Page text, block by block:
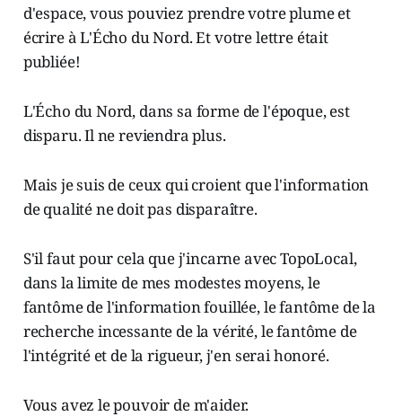
d'espace, vous pouviez prendre votre plume et
écrire à L'Écho du Nord. Et votre lettre était
publiée!
L'Écho du Nord, dans sa forme de l'époque, est
disparu. Il ne reviendra plus.
Mais je suis de ceux qui croient que l'information
de qualité ne doit pas disparaître.
S'il faut pour cela que j'incarne avec TopoLocal,
dans la limite de mes modestes moyens, le
fantôme de l'information fouillée, le fantôme de la
recherche incessante de la vérité, le fantôme de
l'intégrité et de la rigueur, j'en serai honoré.
Vous avez le pouvoir de m'aider.